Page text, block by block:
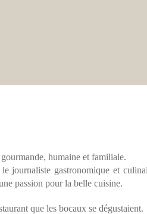
humaine et familiale.
journaliste gastronomique et
passion pour la belle cuisine.
que les bocaux se dégustaient.